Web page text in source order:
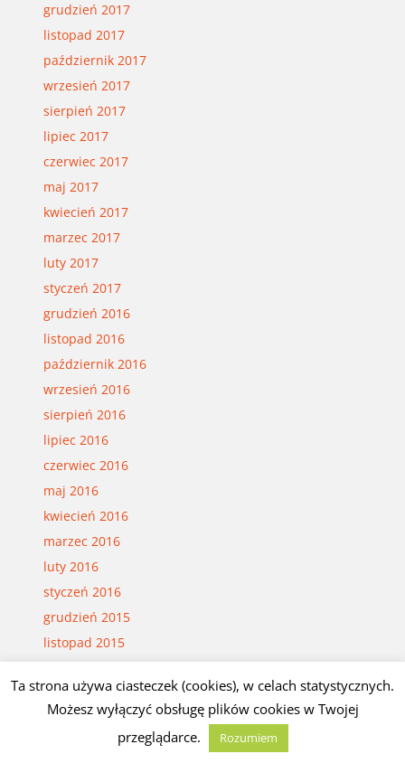
grudzień 2017
listopad 2017
październik 2017
wrzesień 2017
sierpień 2017
lipiec 2017
czerwiec 2017
maj 2017
kwiecień 2017
marzec 2017
luty 2017
styczeń 2017
grudzień 2016
listopad 2016
październik 2016
wrzesień 2016
sierpień 2016
lipiec 2016
czerwiec 2016
maj 2016
kwiecień 2016
marzec 2016
luty 2016
styczeń 2016
grudzień 2015
listopad 2015
październik 2015
wrzesień 2015
sierpień 2015
Ta strona używa ciasteczek (cookies), w celach statystycznych.
Możesz wyłączyć obsługę plików cookies w Twojej
przeglądarce.
Rozumiem